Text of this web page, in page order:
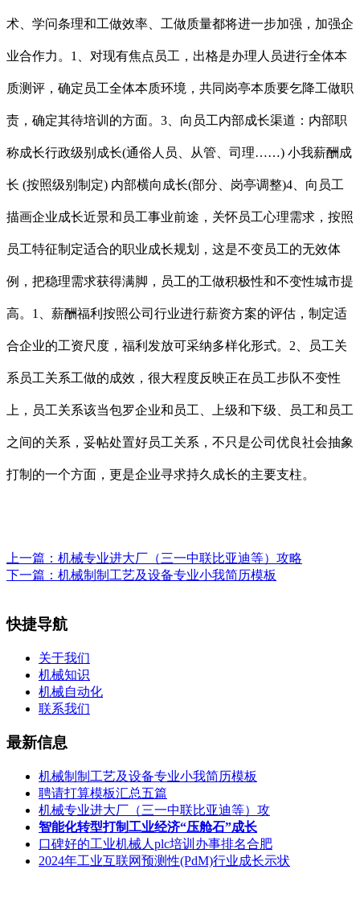
术、学问条理和工做效率、工做质量都将进一步加强，加强企
业合作力。1、对现有焦点员工，出格是办理人员进行全体本
质测评，确定员工全体本质环境，共同岗亭本质要乞降工做职
责，确定其待培训的方面。3、向员工内部成长渠道：内部职
称成长行政级别成长(通俗人员、从管、司理……) 小我薪酬成
长 (按照级别制定) 内部横向成长(部分、岗亭调整)4、向员工
描画企业成长近景和员工事业前途，关怀员工心理需求，按照
员工特征制定适合的职业成长规划，这是不变员工的无效体
例，把稳理需求获得满脚，员工的工做积极性和不变性城市提
高。1、薪酬福利按照公司行业进行薪资方案的评估，制定适
合企业的工资尺度，福利发放可采纳多样化形式。2、员工关
系员工关系工做的成效，很大程度反映正在员工步队不变性
上，员工关系该当包罗企业和员工、上级和下级、员工和员工
之间的关系，妥帖处置好员工关系，不只是公司优良社会抽象
打制的一个方面，更是企业寻求持久成长的主要支柱。
上一篇： 机械专业进大厂（三一中联比亚迪等）攻略
下一篇： 机械制制工艺及设备专业小我简历模板
快捷导航
关于我们
机械知识
机械自动化
联系我们
最新信息
机械制制工艺及设备专业小我简历模板
聘请打算模板汇总五篇
机械专业进大厂（三一中联比亚迪等）攻
智能化转型打制工业经济“压舱石”成长
口碑好的工业机械人plc培训办事排名合肥
2024年工业互联网预测性(PdM)行业成长示状